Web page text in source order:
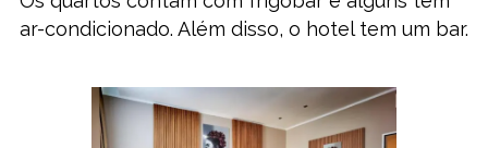
ar-condicionado. Além disso, o hotel tem um bar.